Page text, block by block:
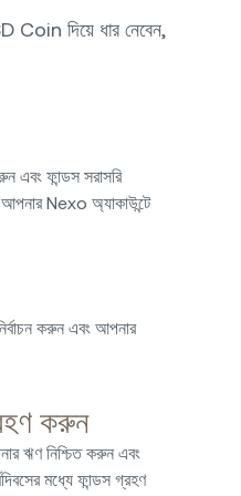
বোধ করায়। এই দারুণ কাজ
করছি এবং তখন থেকে
করছি। এখানে ধার নেওয়া
সুদের হার সবসময়ই
বান্ধব, নির্ভরযোগ্য এবং
আলাদা হয়ে ওঠে। একটি
Coin দিয়ে ধার নেবেন,
এবং ফান্ডস সরাসরি
আপনার Nexo অ্যাকাউন্টে
করুন এবং আপনার
করুন
ঋণ নিশ্চিত করুন এবং
মধ্যে ফান্ডস গ্রহণ